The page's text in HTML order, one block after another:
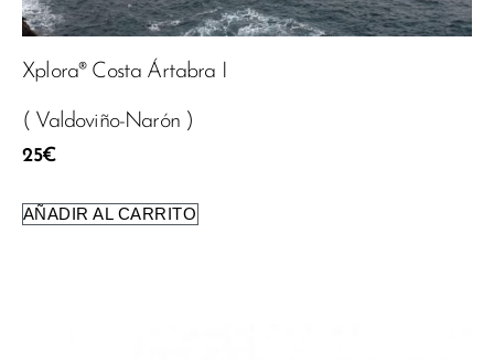
Xplora® Costa Ártabra I
( Valdoviño-Narón )
25€
AÑADIR AL CARRITO